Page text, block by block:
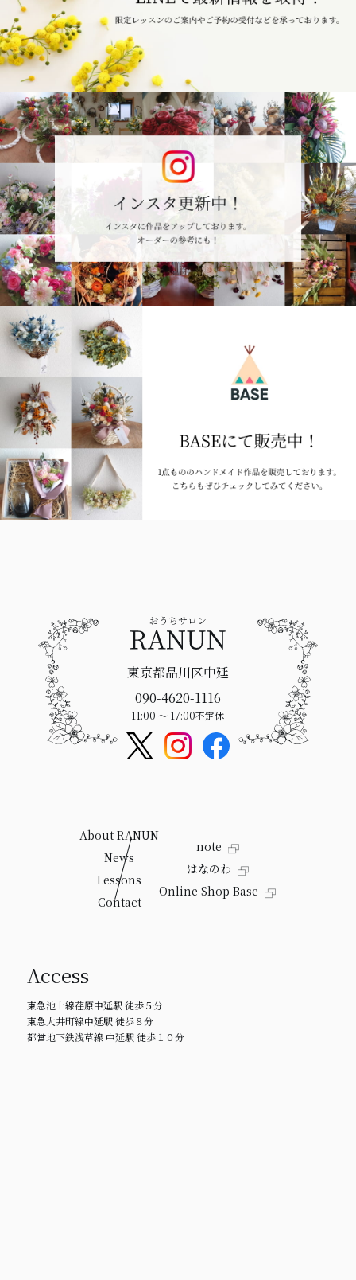
東京都品川区中延
090-4620-1116
11:00 〜 17:00不定休
About RANUN
News
Lessons
Contact
note
はなのわ
Online Shop Base
Access
東急池上線荏原中延駅 徒歩５分
東急大井町線中延駅 徒歩８分
都営地下鉄浅草線 中延駅 徒歩１０分